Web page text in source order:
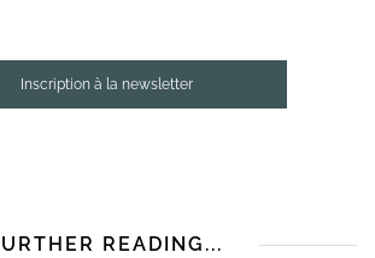
Inscription à la newsletter
READING...